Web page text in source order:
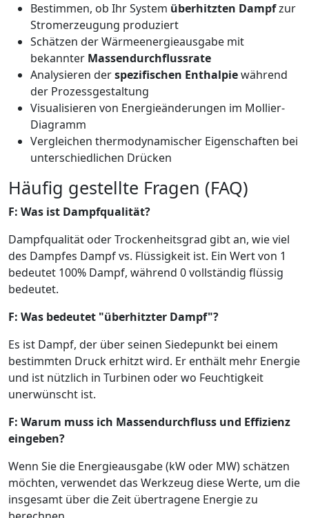
Bestimmen, ob Ihr System überhitzten Dampfzur
Stromerzeugung produziert
Schätzen der Wärmeenergieausgabe mit
bekannter Massendurchflussrate
Analysieren derspezifischen Enthalpiewährend
der Prozessgestaltung
Visualisieren von Energieänderungen im Mollier-
Diagramm
Vergleichen thermodynamischer Eigenschaften bei
unterschiedlichen Drücken
Häufig gestellte Fragen (FAQ)
F: Was ist Dampfqualität?
Dampfqualität oder Trockenheitsgrad gibt an, wie viel
des Dampfes Dampf vs. Flüssigkeit ist. Ein Wert von 1
bedeutet 100% Dampf, während 0 vollständig flüssig
bedeutet.
F: Was bedeutet "überhitzter Dampf"?
Es ist Dampf, der über seinen Siedepunkt bei einem
bestimmten Druck erhitzt wird. Er enthält mehr Energie
und ist nützlich in Turbinen oder wo Feuchtigkeit
unerwünscht ist.
F: Warum muss ich Massendurchfluss und Effizienz
eingeben?
Wenn Sie die Energieausgabe (kW oder MW) schätzen
möchten, verwendet das Werkzeug diese Werte, um die
insgesamt über die Zeit übertragene Energie zu